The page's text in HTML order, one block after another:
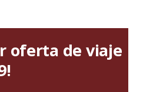
oferta de viaje